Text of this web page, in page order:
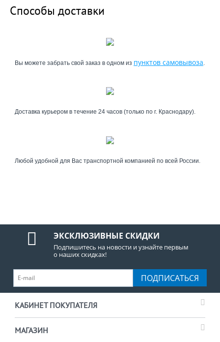
Способы доставки
Вы можете забрать свой заказ в одном из пунктов самовывоза.
Доставка курьером в течение 24 часов (только по г. Краснодару).
Любой удобной для Вас транспортной компанией по всей России.
ЭКСКЛЮЗИВНЫЕ СКИДКИ
Подпишитесь на новости и узнайте первым
о наших скидках!
ПОДПИСАТЬСЯ
КАБИНЕТ ПОКУПАТЕЛЯ
МАГАЗИН